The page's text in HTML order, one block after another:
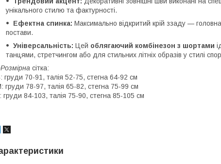
унікального стилю та фактурності.
Ефектна спинка: Максимально відкритий крій ззаду —
постави.
Універсальність: Цей облягаючий комбінезон з шортами
танцями, стретчингом або для стильних літніх образів у стилі
сітка:
груди 70-91, талія 52-75, стегна 64-92 см
груди 78-97, талія 65-82, стегна 75-99 см
груди 84-103, талія 75-90, стегна 85-105 см